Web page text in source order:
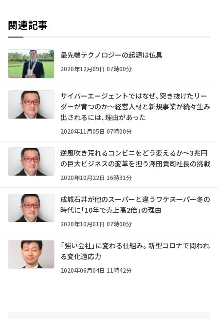
関連記事
最先端テクノロジーの起源は仏具
2020年12月09日 07時00分
サイバーエージェントではなぜ、突き抜けたリー
ダーが育つのか～経営人材と新規事業が続々生み
出されるには、理由があった
2020年11月05日 07時00分
逆風吹き荒れるコンビニをどう変えるか～3兆円
の巨大ビジネスの変革を担う澤田貴司社長の挑戦
2020年10月22日 16時31分
成城石井が他のスーパーと違うワケ――スーパー冬の
時代に「10年で売上高2倍」の理由
2020年10月01日 07時00分
「強い会社」に変わる仕組み。新型コロナで問われ
る変化適応力
2020年06月04日 11時42分